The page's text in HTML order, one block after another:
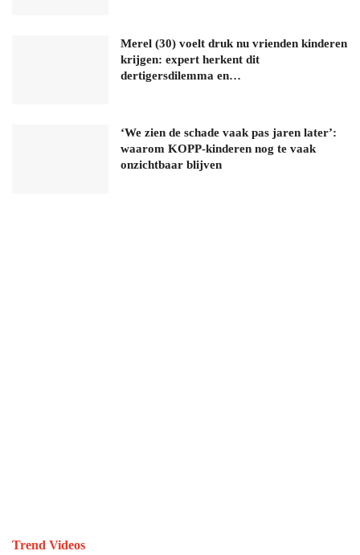
Merel (30) voelt druk nu vrienden kinderen
krijgen: expert herkent dit
dertigersdilemma en…
‘We zien de schade vaak pas jaren later’:
waarom KOPP-kinderen nog te vaak
onzichtbaar blijven
Trend Videos